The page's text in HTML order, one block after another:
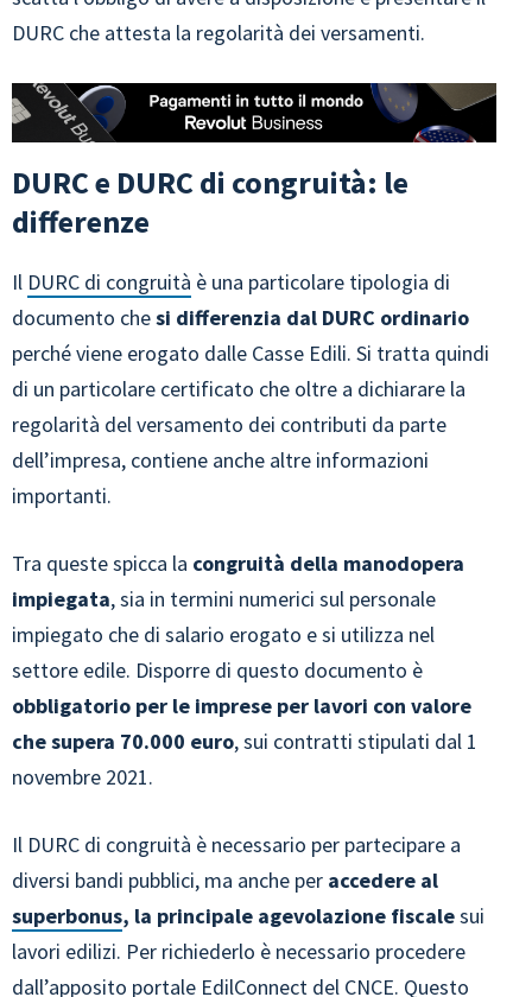
DURC che attesta la regolarità dei versamenti.
DURC e DURC di congruità: le
differenze
Il DURC di congruità è una particolare tipologia di
documento chesi differenzia dal DURC ordinario
perché viene erogato dalle Casse Edili. Si tratta quindi
di un particolare certificato che oltre a dichiarare la
regolarità del versamento dei contributi da parte
dell’impresa, contiene anche altre informazioni
importanti.
Tra queste spicca la congruità della manodopera
impiegata, sia in termini numerici sul personale
impiegato che di salario erogato e si utilizza nel
settore edile. Disporre di questo documento è
obbligatorio per le imprese per lavori con valore
che supera 70.000 euro, sui contratti stipulati dal 1
novembre 2021.
Il DURC di congruità è necessario per partecipare a
diversi bandi pubblici, ma anche per accedere al
superbonus, la principale agevolazione fiscalesui
lavori edilizi. Per richiederlo è necessario procedere
dall’apposito portale EdilConnect del CNCE. Questo